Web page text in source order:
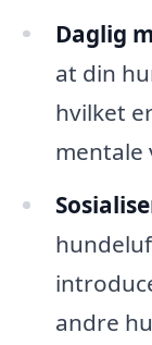
Daglig
at din
hvilket
mentale
andre